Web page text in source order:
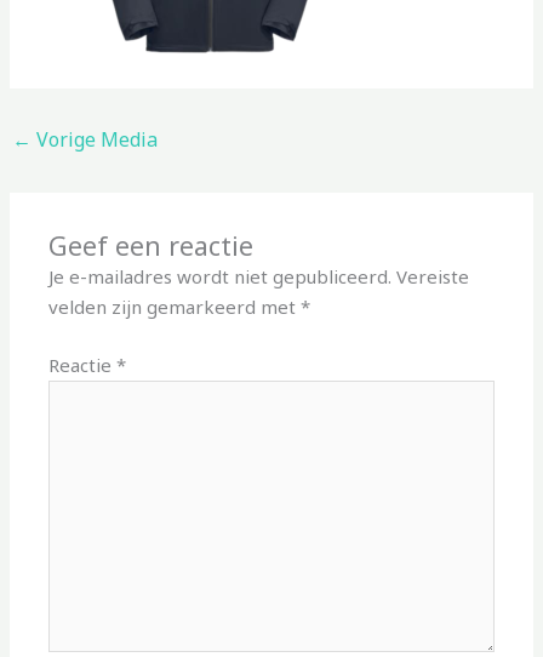
← Vorige Media
Geef een reactie
Je e-mailadres wordt niet gepubliceerd. Vereiste
velden zijn gemarkeerd met*
Reactie*